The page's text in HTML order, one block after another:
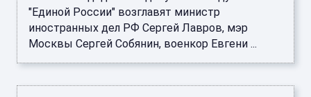
"Единой России" возглавят министр
иностранных дел РФ Сергей Лавров, мэр
Москвы Сергей Собянин, военкор Евгени ...